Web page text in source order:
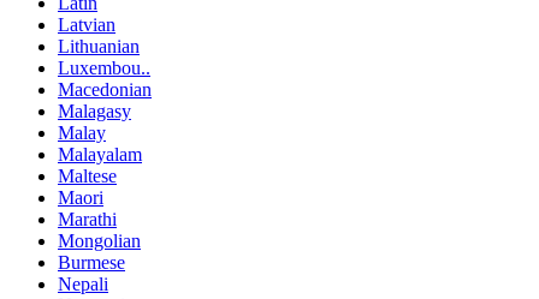
Latvian
Lithuanian
Luxembou..
Macedonian
Malagasy
Malay
Malayalam
Maltese
Maori
Marathi
Mongolian
Burmese
Nepali